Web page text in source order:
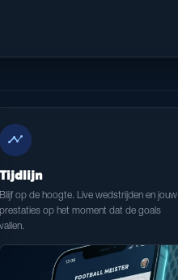
timeline
Tijdlijn
Blijf op de hoogte. Live wedstrijden en jouw
prestaties op het moment dat de goals
vallen.